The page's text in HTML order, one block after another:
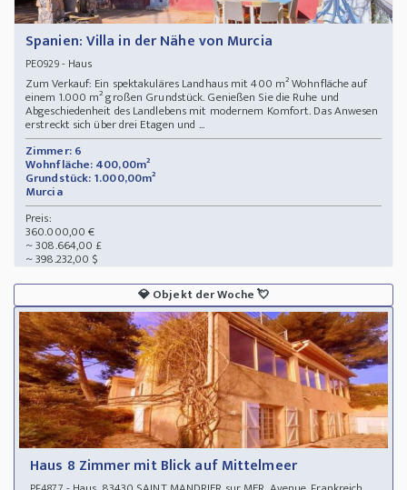
Spanien: Villa in der Nähe von Murcia
PE0929- Haus
Zum Verkauf: Ein spektakuläres Landhaus mit 400 m² Wohnfläche auf
einem 1.000 m² großen Grundstück. Genießen Sie die Ruhe und
Abgeschiedenheit des Landlebens mit modernem Komfort. Das Anwesen
erstreckt sich über drei Etagen und ...
Zimmer: 6
Wohnfläche: 400,00m²
Grundstück: 1.000,00m²
Murcia
Preis:
360.000,00 €
~ 308.664,00 £
~ 398.232,00 $
💎Objekt der Woche💘
Haus 8 Zimmer mit Blick auf Mittelmeer